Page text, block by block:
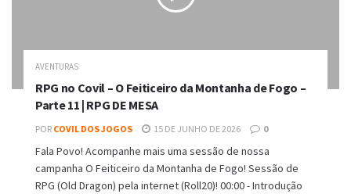
AVENTURAS
RPG no Covil – O Feiticeiro da Montanha de Fogo –
Parte 11 | RPG DE MESA
POR COVIL DOS JOGOS 15 DE JUNHO DE 2026 0
Fala Povo! Acompanhe mais uma sessão de nossa
campanha O Feiticeiro da Montanha de Fogo! Sessão de
RPG (Old Dragon) pela internet (Roll20)! 00:00 - Introdução